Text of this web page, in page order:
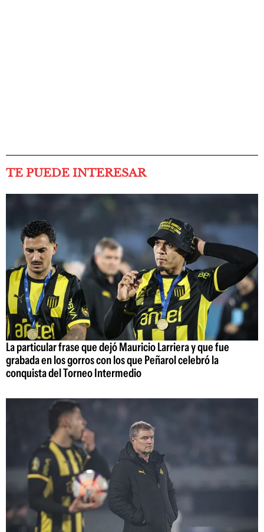
TE PUEDE INTERESAR
La particular frase que dejó Mauricio Larriera y que fue
grabada en los gorros con los que Peñarol celebró la
conquista del Torneo Intermedio